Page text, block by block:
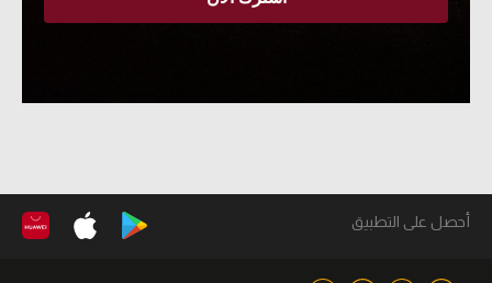
أحصل على التطبيق